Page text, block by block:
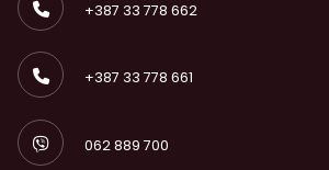
+387 33 778 662
+387 33 778 661
062 889 700